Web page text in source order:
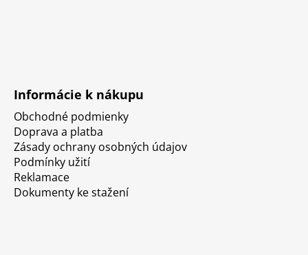
Informácie k nákupu
Obchodné podmienky
Doprava a platba
Zásady ochrany osobných údajov
Podmínky užití
Reklamace
Dokumenty ke stažení